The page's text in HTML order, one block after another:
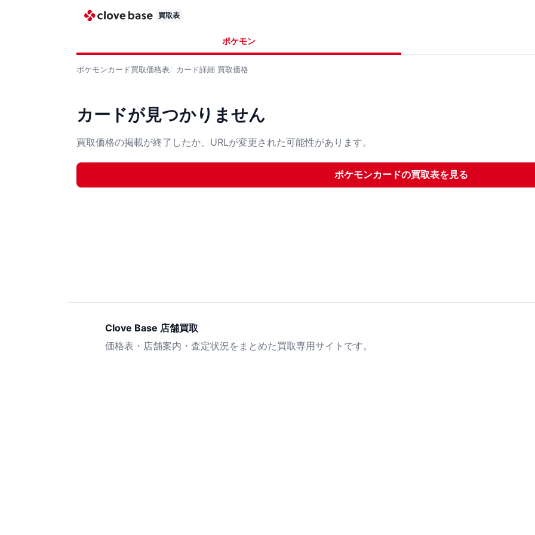
買取表
ポケモン
ポケモンカード買取価格表 カード詳細 買取価格
カードが見つかりません
買取価格の掲載が終了したか、URLが変更された可能性があります。
ポケモンカードの買取表を見る
Clove Base 店舗買取
価格表・店舗案内・査定状況をまとめた買取専用サイトです。